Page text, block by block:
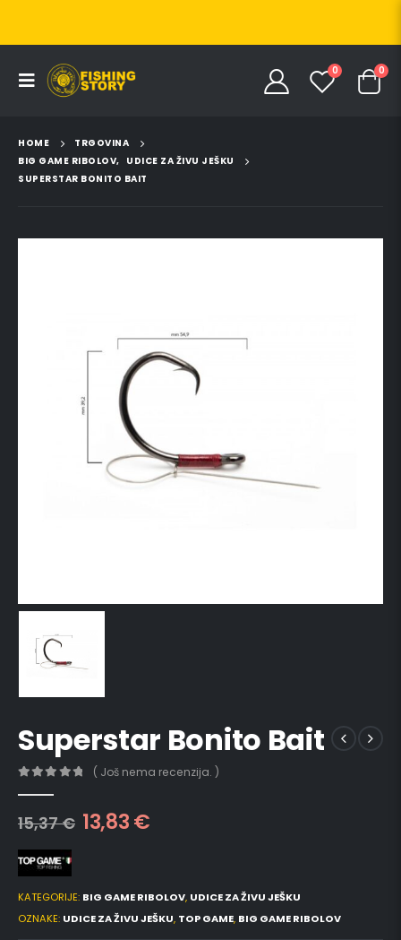
0 0
HOME
TRGOVINA
BIG GAME RIBOLOV, UDICE ZA ŽIVU JEŠKU
SUPERSTAR BONITO BAIT
Superstar Bonito Bait
( Još nema recenzija. )
15,37€ 13,83€
KATEGORIJE: BIG GAME RIBOLOV, UDICE ZA ŽIVU JEŠKU
OZNAKE: UDICE ZA ŽIVU JEŠKU, TOP GAME, BIG GAME RIBOLOV